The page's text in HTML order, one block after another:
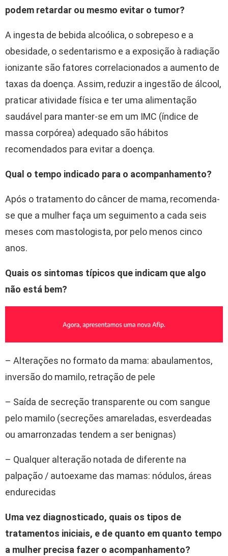
podem retardar ou mesmo evitar o tumor?
A ingesta de bebida alcoólica, o sobrepeso e a
obesidade, o sedentarismo e a exposição à radiação
ionizante são fatores correlacionados a aumento de
taxas da doença. Assim, reduzir a ingestão de álcool,
praticar atividade física e ter uma alimentação
saudável para manter-se em um IMC (índice de
massa corpórea) adequado são hábitos
recomendados para evitar a doença.
Qual o tempo indicado para o acompanhamento?
Após o tratamento do câncer de mama, recomenda-
se que a mulher faça um seguimento a cada seis
meses com mastologista, por pelo menos cinco
anos.
Quais os sintomas típicos que indicam que algo
não está bem?
– Alterações no formato da mama: abaulamentos,
inversão do mamilo, retração de pele
– Saída de secreção transparente ou com sangue
pelo mamilo (secreções amareladas, esverdeadas
ou amarronzadas tendem a ser benignas)
– Qualquer alteração notada de diferente na
palpação / autoexame das mamas: nódulos, áreas
endurecidas
Uma vez diagnosticado, quais os tipos de
tratamentos iniciais, e de quanto em quanto tempo
a mulher precisa fazer o acompanhamento?